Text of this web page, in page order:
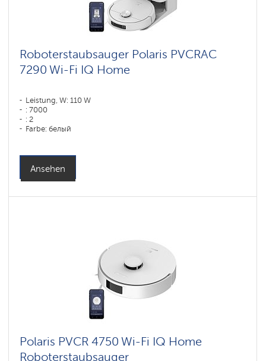
Roboterstaubsauger Polaris PVCRAC
7290 Wi-Fi IQ Home
Leistung, W: 110 W
: 7000
: 2
Farbe: белый
Ansehen
Polaris PVCR 4750 Wi-Fi IQ Home
Roboterstaubsauger